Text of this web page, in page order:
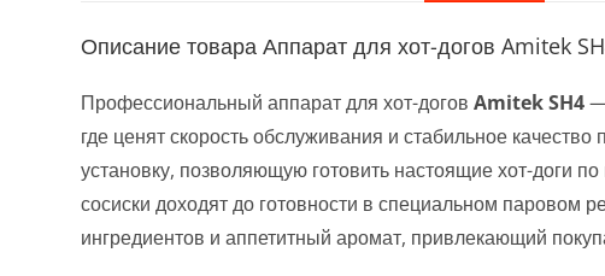
Описание товара Аппарат для хот-догов Amitek
Профессиональный аппарат для хот-договAmitek SH4—
где ценят скорость обслуживания и стабильное
установку, позволяющую готовить настоящие хот-доги
сосиски доходят до готовности в специальном паровом
ингредиентов и аппетитный аромат, привлекающий